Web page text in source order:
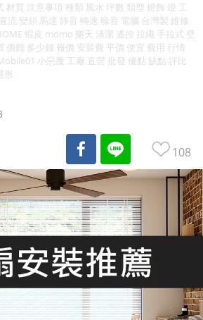
材質 注意事項 種類 風水 坪數 類型 燈飾 燈 工
流 變頻 馬達 靜音 轉速 噪音 電腦 台灣製 維修
蝦皮 momo 樂天 清潔 遙控 拉繩 手拉式 壁
價錢 多少錢 報價 安裝費 平價 便宜 費用 行情
小惡魔 工廠 直營 批發 優點 缺點 評比
形
108